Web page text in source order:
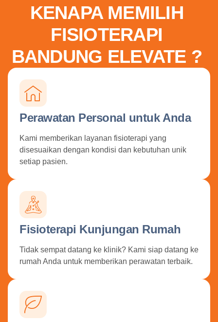
KENAPA MEMILIH
FISIOTERAPI
BANDUNG ELEVATE ?
Perawatan Personal untuk Anda
Kami memberikan layanan fisioterapi yang
disesuaikan dengan kondisi dan kebutuhan unik
setiap pasien.
Fisioterapi Kunjungan Rumah
Tidak sempat datang ke klinik? Kami siap datang ke
rumah Anda untuk memberikan perawatan terbaik.